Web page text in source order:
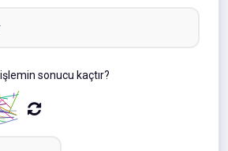
sonucu kaçtır?